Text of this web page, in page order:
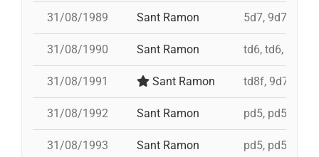
31/08/1989 Sant Ramon 5d7, 9d7, 4d8
31/08/1990 Sant Ramon td6, td6, id
31/08/1991 Sant Ramon td8f, 9d7, 5d7,
31/08/1992 Sant Ramon pd5, pd5, pd5,
31/08/1993 Sant Ramon pd5, pd5, pd5,